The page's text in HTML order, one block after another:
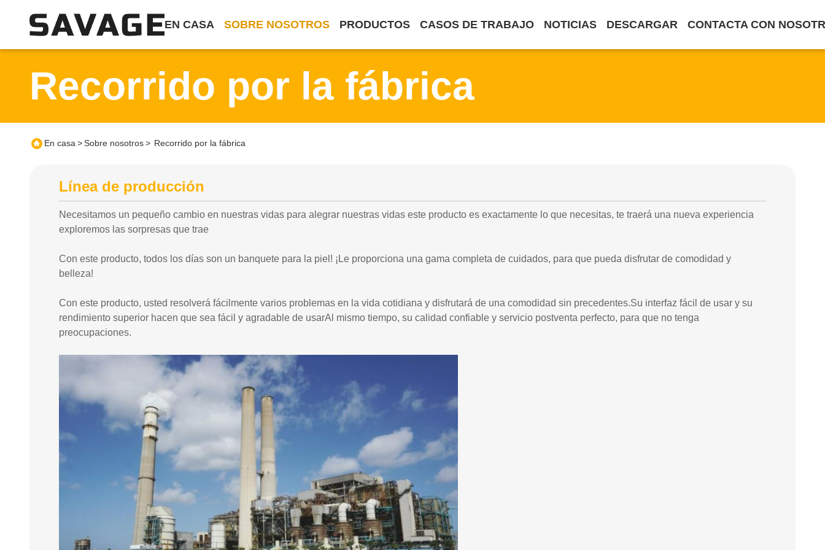
EN CASA SOBRE NOSOTROS PRODUCTOS CASOS DE TRABAJO NOTICIAS DESCARGAR CONTACTA CON
Recorrido por la fábrica
En casa >Sobre nosotros> Recorrido por la fábrica
Línea de producción
Necesitamos un pequeño cambio en nuestras vidas para alegrar nuestras vidas este producto es exactamente lo que necesitas, te traerá una nueva experiencia
exploremos las sorpresas que trae
Con este producto, todos los días son un banquete para la piel! ¡Le proporciona una gama completa de cuidados, para que pueda disfrutar de comodidad y
belleza!
Con este producto, usted resolverá fácilmente varios problemas en la vida cotidiana y disfrutará de una comodidad sin precedentes.Su interfaz fácil de usar y su
rendimiento superior hacen que sea fácil y agradable de usarAl mismo tiempo, su calidad confiable y servicio postventa perfecto, para que no tenga
preocupaciones.